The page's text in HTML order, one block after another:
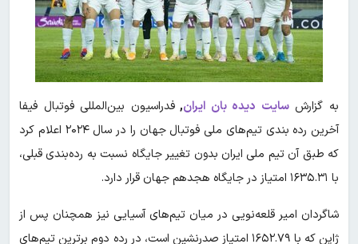
به گزارشسایت دیده بان ایران,فدراسیون بین‌المللی فوتبال فیفا
آخرین رده بندی تیم‌های ملی فوتبال جهان را در سال ۲۰۲۴ اعلام کرد
که طبق آن تیم ملی ایران بدون تغییر جایگاه نسبت به رده‌بندی قبلی،
با ۱۶۳۵.۳۱ امتیاز در جایگاه هجدهم جهان قرار دارد.
شاگردان امیر قلعه‌نویی در میان تیم‌های آسیایی نیز همچنان پس از
ژاپن که با ۱۶۵۲.۷۹ امتیاز صدرنشین است، در رده دوم برترین تیم‌های